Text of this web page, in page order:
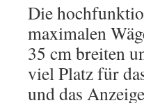
Die
maximalen
35 cm breiten
viel Platz für
und das